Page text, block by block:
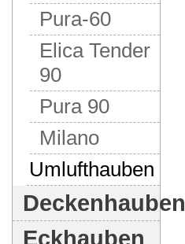
Pura-60
Elica Tender
90
Pura 90
Milano
Umlufthauben
Deckenhauben
Eckhauben